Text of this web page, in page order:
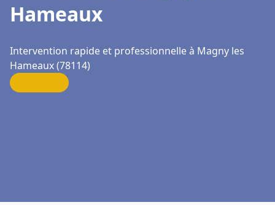
Hameaux
Intervention rapide et professionnelle à Magny les
Hameaux (78114)